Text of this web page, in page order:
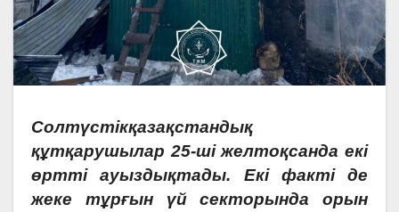
Солтүстікқазақстандық
құтқарушылар 25-ші желтоқсанда екі
өртті ауыздықтады. Екі факті де
жеке тұрғын үй секторында орын